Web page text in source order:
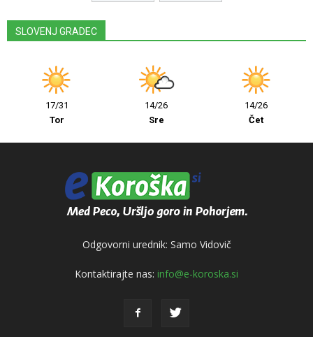
SLOVENJ GRADEC
17/31
Tor
14/26
Sre
14/26
Čet
Odgovorni urednik: Samo Vidovič
Kontaktirajte nas: info@e-koroska.si